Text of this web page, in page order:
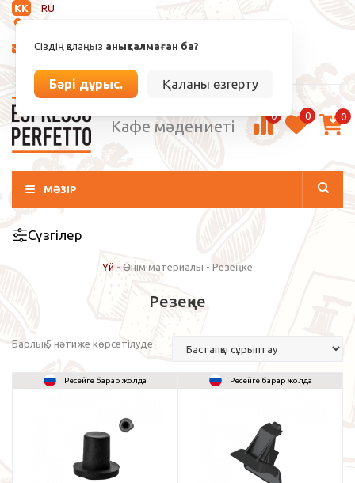
KK
RU
Сіздің қалаңыз анықталмаған ба?
Бәрі дұрыс. Қаланы өзгерту
info@espressoperfetto.kz
Кафе мәдениеті
0 0 0
МӘЗІР
Сүзгілер
Үй - Өнім материалы - Резеңке
Резеңке
Барлық 5 нәтиже көрсетілуде
Ресейге барар жолда Ресейге барар жолда